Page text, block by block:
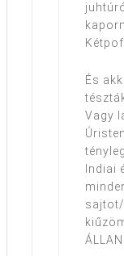
És
Vagy
Indiai